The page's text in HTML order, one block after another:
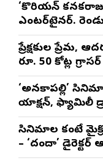
‘కొరియన్
ఎంటర్‌టైనర్.
నటించడం చాలా
ప్రేక్షకుల ప్రేమ,
రూ. 50 కోట్ల
ప్రొడ్యూసర్ సాయి
‘అనకాపల్లి’
యాక్షన్, ఫ్యామిలీ
త్రినాథరావు
సినిమాల కంటే
– ‘దందా’ డైరెక్ట‌ర్